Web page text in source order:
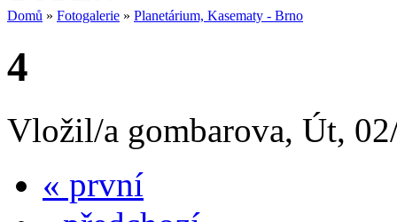
Domů » Fotogalerie » Planetárium, Kasematy - Brno
4
Vložil/a gombarova, Út,
« první